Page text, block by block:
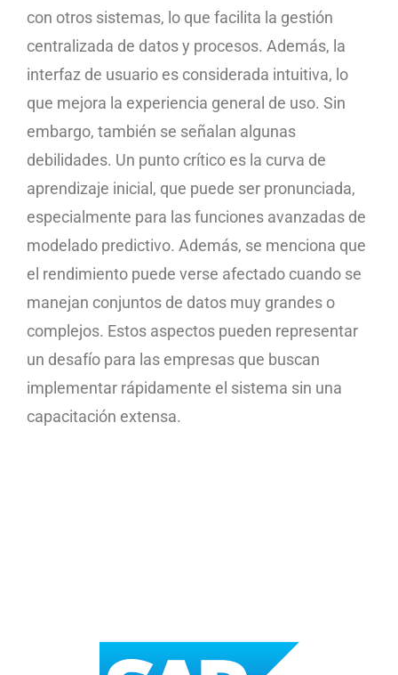
con otros sistemas, lo que facilita la gestión
centralizada de datos y procesos. Además, la
interfaz de usuario es considerada intuitiva, lo
que mejora la experiencia general de uso. Sin
embargo, también se señalan algunas
debilidades. Un punto crítico es la curva de
aprendizaje inicial, que puede ser pronunciada,
especialmente para las funciones avanzadas de
modelado predictivo. Además, se menciona que
el rendimiento puede verse afectado cuando se
manejan conjuntos de datos muy grandes o
complejos. Estos aspectos pueden representar
un desafío para las empresas que buscan
implementar rápidamente el sistema sin una
capacitación extensa.